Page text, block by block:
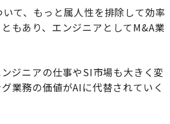
て、もっと属人性を排除して効率
もあり、エンジニアとしてM&A業
ジニアの仕事やSI市場も大きく変
業務の価値がAIに代替されていく